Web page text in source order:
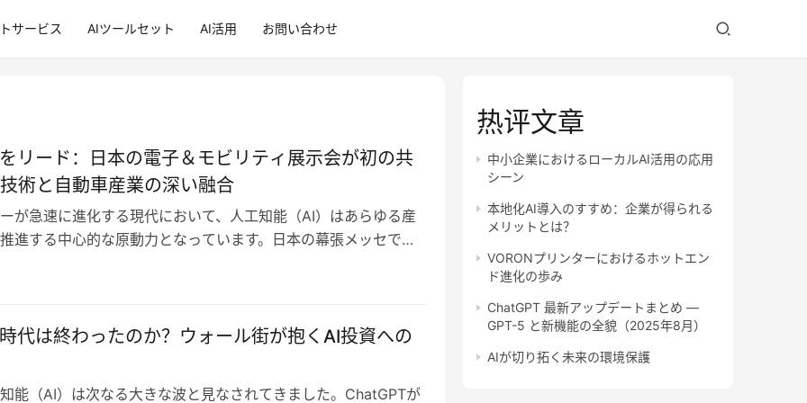
サービス AIツールセット AI活用 お問い合わせ
リード：日本の電子＆モビリティ展示会が初の共
術と自動車産業の深い融合
が急速に進化する現代において、人工知能（AI）はあらゆる産
進する中心的な原動力となっています。日本の幕張メッセで開
代は終わったのか？ウォール街が抱くAI投資への
能（AI）は次なる大きな波と見なされてきました。ChatGPTが
热评文章
中小企業におけるローカルAI活用の応用
シーン
本地化AI導入のすすめ：企業が得られる
メリットとは？
VORONプリンターにおけるホットエン
ド進化の歩み
ChatGPT 最新アップデートまとめ —
GPT-5 と新機能の全貌（2025年8月）
AIが切り拓く未来の環境保護